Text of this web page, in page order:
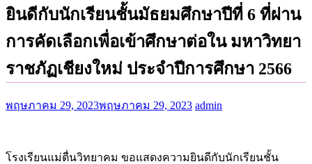
ยินดีกับนักเรียนชั้นมัธยมศึกษาปีที่ 6 ที่ผ่าน
การคัดเลือกเพื่อเข้าศึกษาต่อใน มหาวิทยา
ราชภัฏเชียงใหม่ ประจำปีการศึกษา 2566
พฤษภาคม 29, 2023พฤษภาคม 29, 2023 admin
โรงเรียนแม่ตื่นวิทยาคม ขอแสดงความยินดีกับนักเรียนชั้น